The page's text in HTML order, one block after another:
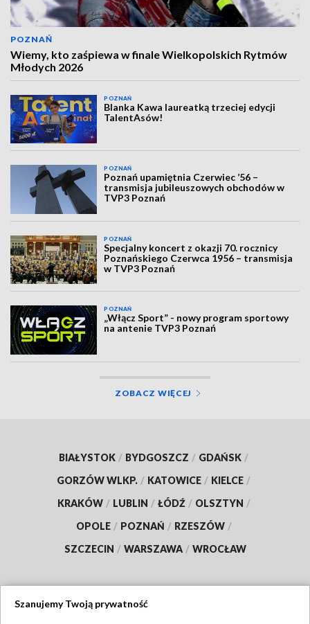
POZNAŃ
Wiemy, kto zaśpiewa w finale Wielkopolskich Rytmów
Młodych 2026
POZNAŃ
Blanka Kawa laureatką trzeciej edycji
TalentAsów!
POZNAŃ
Poznań upamiętnia Czerwiec ’56 –
transmisja jubileuszowych obchodów w
TVP3 Poznań
POZNAŃ
Specjalny koncert z okazji 70. rocznicy
Poznańskiego Czerwca 1956 – transmisja
w TVP3 Poznań
POZNAŃ
„Włącz Sport” - nowy program sportowy
na antenie TVP3 Poznań
ZOBACZ WIĘCEJ
BIAŁYSTOK / BYDGOSZCZ / GDAŃSK /
GORZÓW WLKP. / KATOWICE / KIELCE /
KRAKÓW / LUBLIN / ŁÓDŹ / OLSZTYN /
OPOLE / POZNAŃ / RZESZÓW /
SZCZECIN / WARSZAWA / WROCŁAW
Szanujemy Twoją prywatność